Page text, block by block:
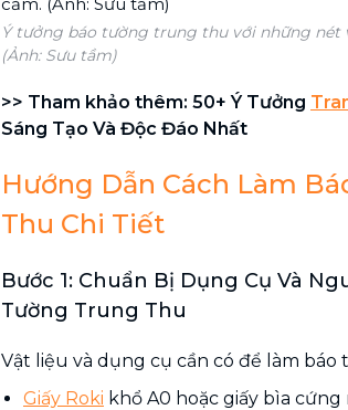
Ý tưởng báo tường trung thu với những nét
(Ảnh: Sưu tầm)
>> Tham khảo thêm: 50+ Ý Tưởng
Sáng Tạo Và Độc Đáo Nhất
Hướng Dẫn Cách Làm
Thu Chi Tiết
Bước 1: Chuẩn Bị Dụng Cụ Và
Tường Trung Thu
Vật liệu và dụng cụ cần có để làm báo
Giấy Roki khổ A0 hoặc giấy bìa